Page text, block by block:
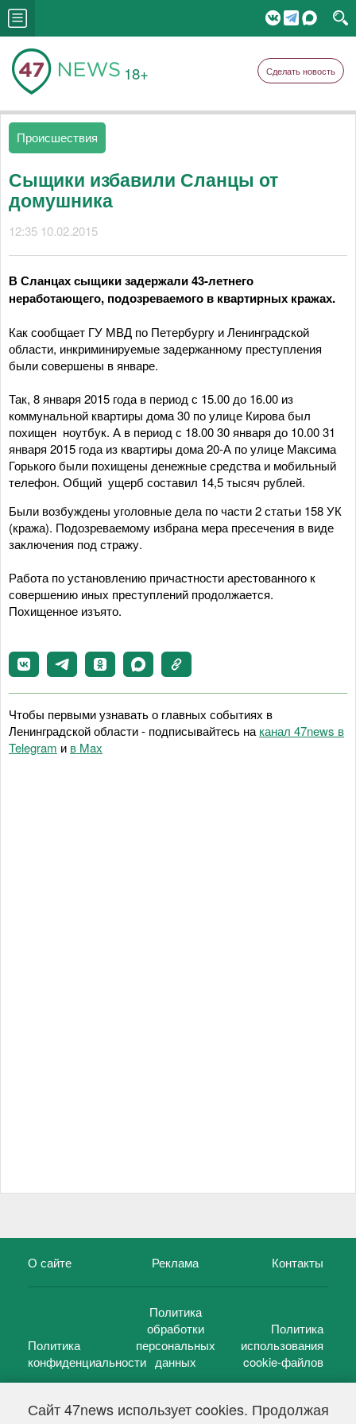
Сайт 47news использует cookies. Продолжая
18+ Сделать новость
Происшествия
Сыщики избавили Сланцы от
домушника
12:35 10.02.2015
В Сланцах сыщики задержали 43-летнего
неработающего, подозреваемого в квартирных кражах.
Как сообщает ГУ МВД по Петербургу и Ленинградской
области, инкриминируемые задержанному преступления
были совершены в январе.
Так, 8 января 2015 года в период с 15.00 до 16.00 из
коммунальной квартиры дома 30 по улице Кирова был
похищен ноутбук. А в период с 18.00 30 января до 10.00 31
января 2015 года из квартиры дома 20-А по улице Максима
Горького были похищены денежные средства и мобильный
телефон. Общий ущерб составил 14,5 тысяч рублей.
Были возбуждены уголовные дела по части 2 статьи 158 УК
(кража). Подозреваемому избрана мера пресечения в виде
заключения под стражу.
Работа по установлению причастности арестованного к
совершению иных преступлений продолжается.
Похищенное изъято.
Чтобы первыми узнавать о главных событиях в
Ленинградской области - подписывайтесь на канал 47news в
Telegram и в Maх
О сайте Реклама Контакты
Политика
конфиденциальности
Политика
обработки
персональных
данных
Политика
использования
cookie-файлов